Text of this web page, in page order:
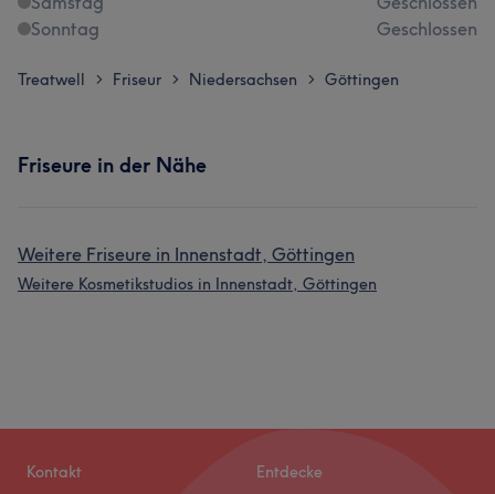
Sonntag
Geschlossen
Treatwell > Friseur > Niedersachsen > Göttingen
Friseure in der Nähe
Weitere Friseure in Innenstadt, Göttingen
Weitere Kosmetikstudios in Innenstadt, Göttingen
Kontakt Entdecke